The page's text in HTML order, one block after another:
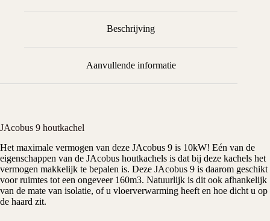
Beschrijving
Aanvullende informatie
JAcobus 9 houtkachel
Het maximale vermogen van deze JAcobus 9 is 10kW! Eén van de
eigenschappen van de JAcobus houtkachels is dat bij deze kachels het
vermogen makkelijk te bepalen is. Deze JAcobus 9 is daarom geschikt
voor ruimtes tot een ongeveer 160m3. Natuurlijk is dit ook afhankelijk
van de mate van isolatie, of u vloerverwarming heeft en hoe dicht u op
de haard zit.